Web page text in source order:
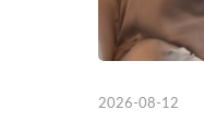
2026-08-12